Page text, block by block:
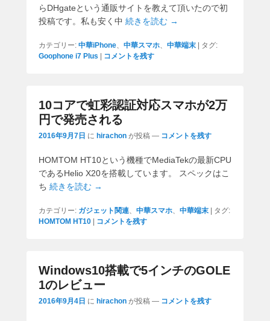
らDHgateという通販サイトを教えて頂いたので初
投稿です。私も安く中 続きを読む →
カテゴリー: 中華iPhone、 中華スマホ、 中華端末 | タグ:
Goophone i7 Plus | コメントを残す
10コアで虹彩認証対応スマホが2万
円で発売される
2016年9月7日 に hirachon が投稿 — コメントを残す
HOMTOM HT10という機種でMediaTekの最新CPU
であるHelio X20を搭載しています。 スペックはこ
ち 続きを読む →
カテゴリー: ガジェット関連、 中華スマホ、 中華端末 | タグ:
HOMTOM HT10 | コメントを残す
Windows10搭載で5インチのGOLE
1のレビュー
2016年9月4日 に hirachon が投稿 — コメントを残す